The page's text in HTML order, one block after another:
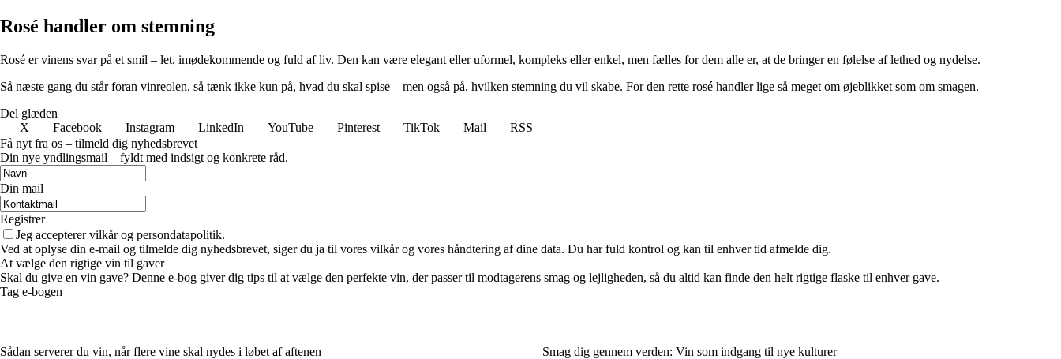
Rosé handler om stemning
Rosé er vinens svar på et smil – let, imødekommende og fuld af liv. Den kan være elegant eller uformel, kompleks eller enkel, men fælles for dem alle er, at de bringer en følelse af lethed og nydelse.
Så næste gang du står foran vinreolen, så tænk ikke kun på, hvad du skal spise – men også på, hvilken stemning du vil skabe. For den rette rosé handler lige så meget om øjeblikket som om smagen.
Del glæden
X
Facebook Instagram LinkedIn YouTube Pinterest TikTok Mail
RSS
Få nyt fra os – tilmeld dig nyhedsbrevet
Din nye yndlingsmail – fyldt med indsigt og konkrete råd.
Din mail
Registrer
Jeg accepterer vilkår og persondatapolitik.
Ved at oplyse din e-mail og tilmelde dig nyhedsbrevet, siger du ja til vores vilkår og vores håndtering af dine data. Du har fuld kontrol og kan til enhver tid afmelde dig.
At vælge den rigtige vin til gaver
Skal du give en vin gave? Denne e-bog giver dig tips til at vælge den perfekte vin, der passer til modtagerens smag og lejligheden, så du altid kan finde den helt rigtige flaske til enhver gave.
Tag e-bogen
Sådan serverer du vin, når flere vine skal nydes i løbet af aftenen Smag dig gennem verden: Vin som indgang til nye kulturer